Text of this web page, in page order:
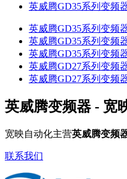
英威腾GD35系列变频
英威腾GD35系列变频
英威腾GD35系列变频
英威腾GD35系列变频
英威腾GD27系列变频
英威腾GD27系列变频
英威腾变频器 - 宽
宽映自动化主营英威腾变频
联系我们